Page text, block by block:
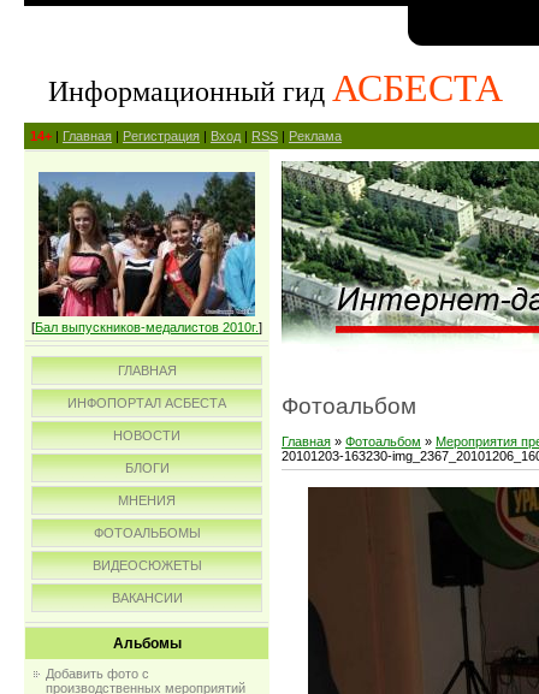
Информационный гид АСБЕСТА
14+ | Главная | Регистрация | Вход | RSS | Реклама
[Бал выпускников-медалистов 2010г.]
ГЛАВНАЯ
ИНФОПОРТАЛ АСБЕСТА
НОВОСТИ
БЛОГИ
МНЕНИЯ
ФОТОАЛЬБОМЫ
ВИДЕОСЮЖЕТЫ
ВАКАНСИИ
Альбомы
Добавить фото с
производственных мероприятий
Фотоальбом
Главная » Фотоальбом » Мероприятия
20101203-163230-